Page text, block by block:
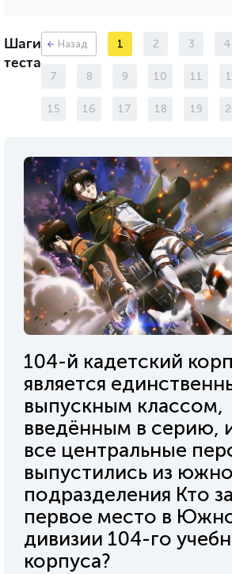
Шаги
теста
Назад 1 2 3 4
7 8 9 10 11
15 16 17 18 19
104-й кадетский
является
выпускным классом,
введённым в серию,
все центральные
выпустились из
подразделения Кто
первое место в
дивизии 104-го
корпуса?